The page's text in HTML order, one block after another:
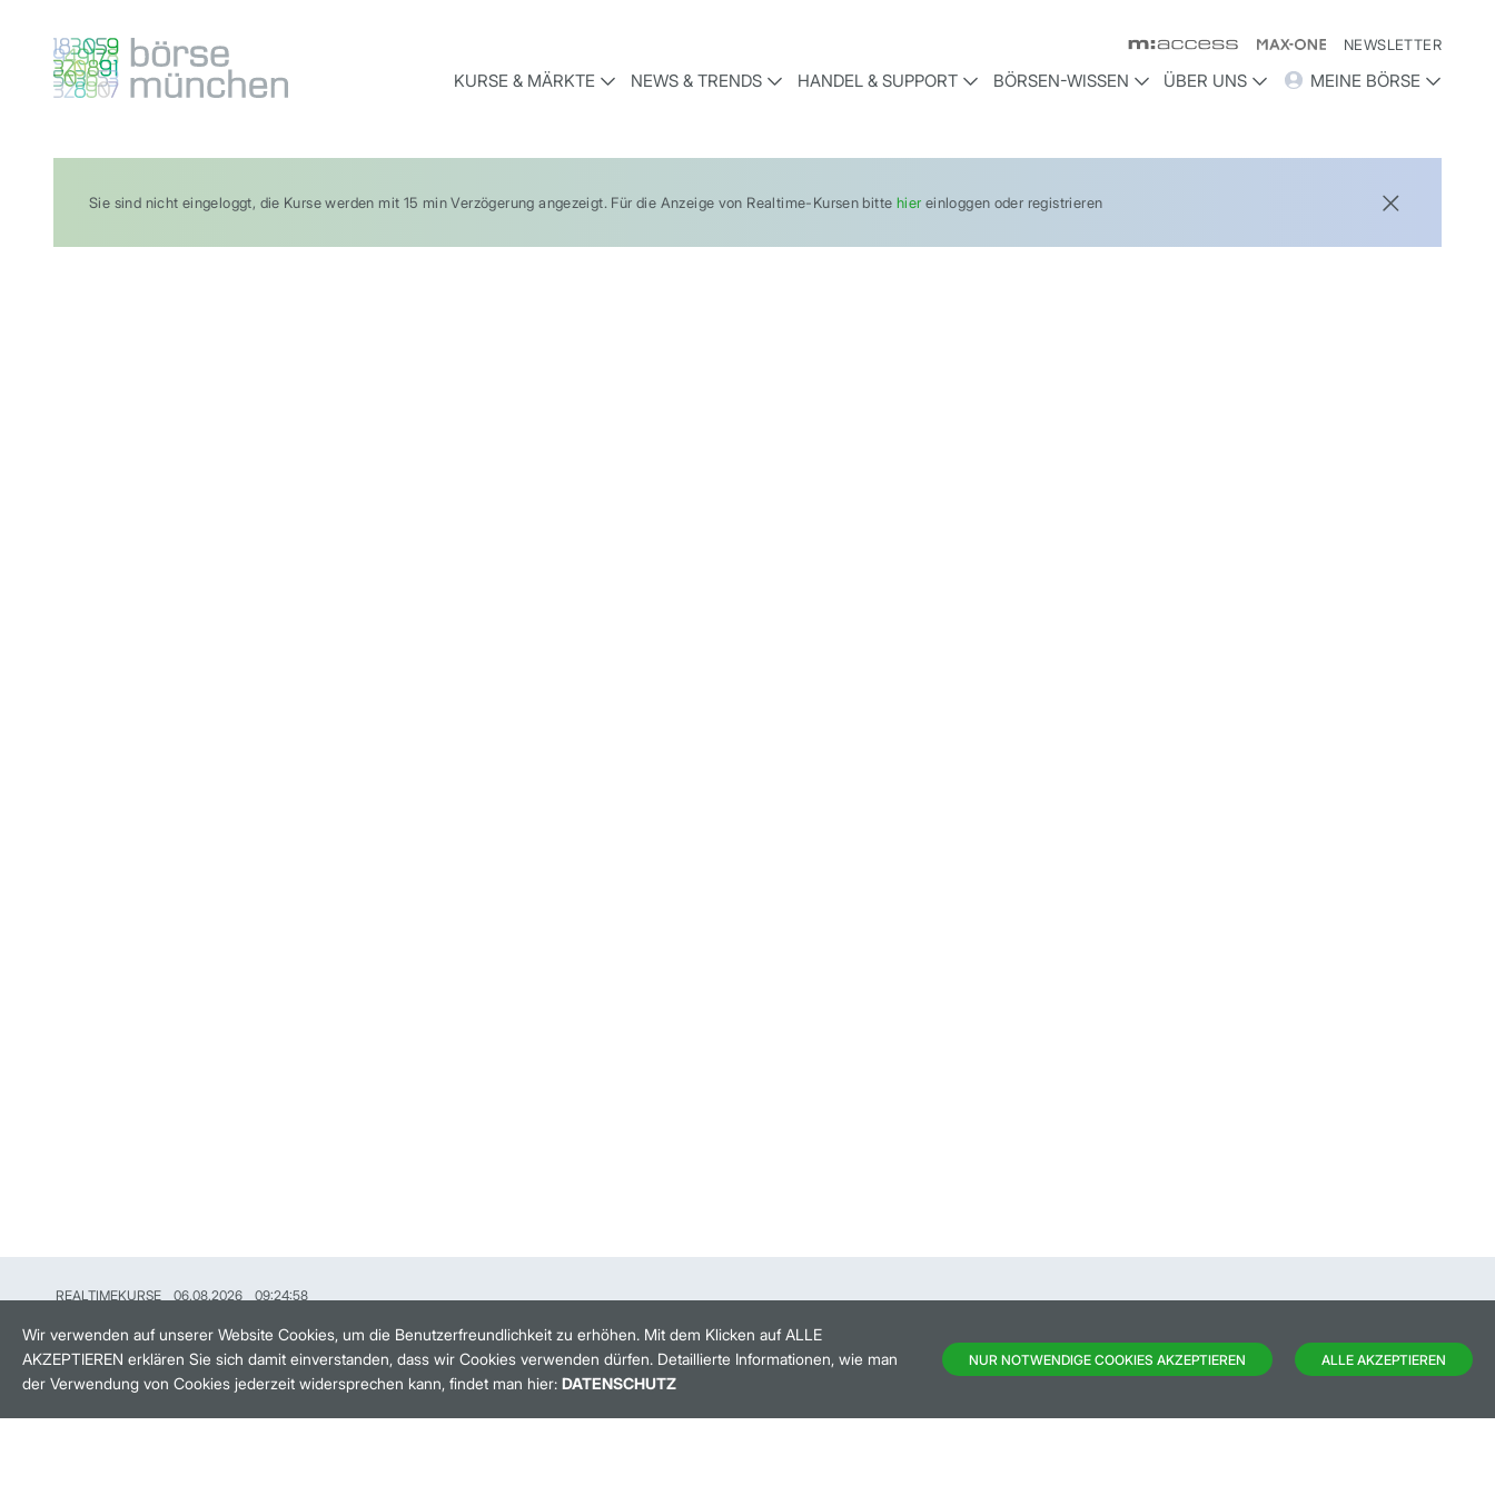
NEWSLETTER
KURSE & MÄRKTE NEWS & TRENDS HANDEL & SUPPORT BÖRSEN-WISSEN ÜBER UNS MEINE BÖRSE
Sie sind nicht eingeloggt, die Kurse werden mit 15 min Verzögerung angezeigt. Für die Anzeige von Realtime-Kursen bitte hier einloggen oder registrieren
BANKEINSTELLUNGEN
REALTIMEKURSE 06.08.2026
09:24:58
Wir verwenden auf unserer Website Cookies, um die Benutzerfreundlichkeit zu erhöhen. Mit dem Klicken auf ALLE
AKZEPTIEREN erklären Sie sich damit einverstanden, dass wir Cookies verwenden dürfen. Detaillierte Informationen, wie man
der Verwendung von Cookies jederzeit widersprechen kann, findet man hier: DATENSCHUTZ
NUR NOTWENDIGE COOKIES AKZEPTIEREN ALLE AKZEPTIEREN